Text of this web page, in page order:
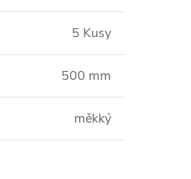
5 Kusy
500 mm
měkký